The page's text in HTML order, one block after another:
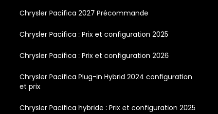
Chrysler Pacifica 2027 Précommande
Chrysler Pacifica : Prix et configuration 2025
Chrysler Pacifica : Prix et configuration 2026
Chrysler Pacifica Plug-in Hybrid 2024 configuration
et prix
Chrysler Pacifica hybride : Prix et configuration 2025